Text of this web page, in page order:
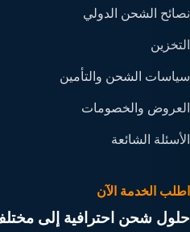
نصائح الشحن الدولي
التخزين
سياسات الشحن والتأمين
العروض والخصومات
الأسئلة الشائعة
اطلب الخدمة الآن
حلول شحن احترافية إلى